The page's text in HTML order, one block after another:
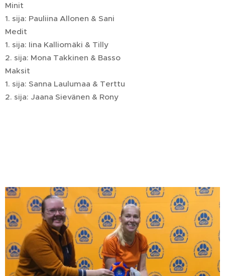
Minit
1. sija: Pauliina Allonen & Sani
Medit
1. sija: Iina Kalliomäki & Tilly
2. sija: Mona Takkinen & Basso
Maksit
1. sija: Sanna Laulumaa & Terttu
2. sija: Jaana Sievänen & Rony